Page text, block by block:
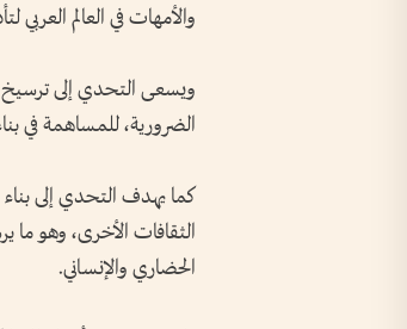
والأمهات في العالم
ويسعى التحدي إلى ترسيخ
الضرورية، للمساهمة
كما يهدف التحدي إلى
الثقافات الأخرى، وهو ما
الحضاري والإنساني.